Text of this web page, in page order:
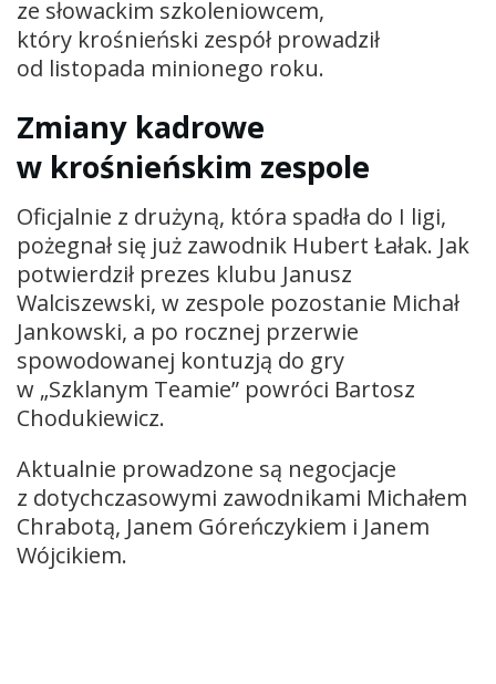
ze słowackim szkoleniowcem,
który krośnieński zespół prowadził
od listopada minionego roku.
Zmiany kadrowe
w krośnieńskim zespole
Oficjalnie z drużyną, która spadła do I ligi,
pożegnał się już zawodnik Hubert Łałak. Jak
potwierdził prezes klubu Janusz
Walciszewski, w zespole pozostanie Michał
Jankowski, a po rocznej przerwie
spowodowanej kontuzją do gry
w „Szklanym Teamie” powróci Bartosz
Chodukiewicz.
Aktualnie prowadzone są negocjacje
z dotychczasowymi zawodnikami Michałem
Chrabotą, Janem Góreńczykiem i Janem
Wójcikiem.